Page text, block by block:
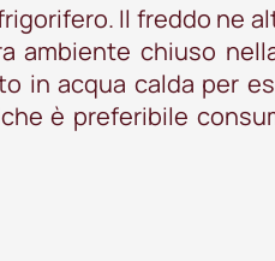
Il freddo ne
ambiente chiuso
in acqua calda per
è preferibile